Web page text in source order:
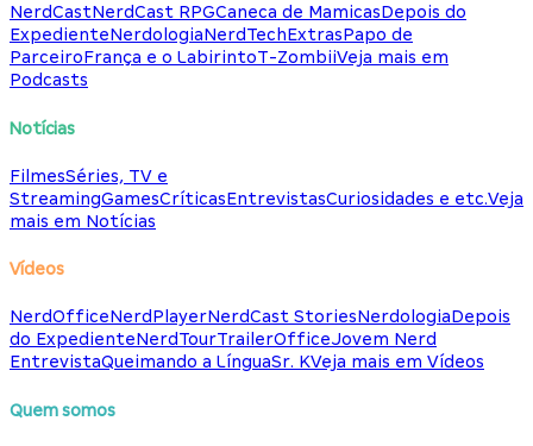
NerdCastNerdCast RPGCaneca de MamicasDepois do
ExpedienteNerdologiaNerdTechExtrasPapo de
ParceiroFrança e o LabirintoT-ZombiiVeja mais em
Podcasts
Notícias
FilmesSéries, TV e
StreamingGamesCríticasEntrevistasCuriosidades e etc.Veja
mais em Notícias
Vídeos
NerdOfficeNerdPlayerNerdCast StoriesNerdologiaDepois
do ExpedienteNerdTourTrailerOfficeJovem Nerd
EntrevistaQueimando a LínguaSr. KVeja mais em Vídeos
Quem somos